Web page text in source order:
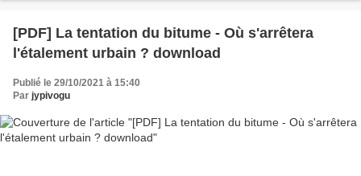
[PDF] La tentation du bitume - Où s'arrêtera
l'étalement urbain ? download
Publié le 29/10/2021 à 15:40
Par jypivogu